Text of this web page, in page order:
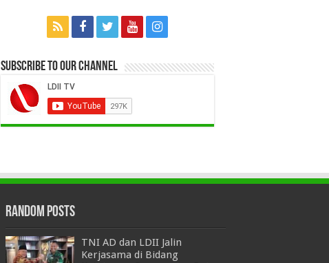
Subscribe to our Channel
Random Posts
TNI AD dan LDII Jalin
Kerjasama di Bidang